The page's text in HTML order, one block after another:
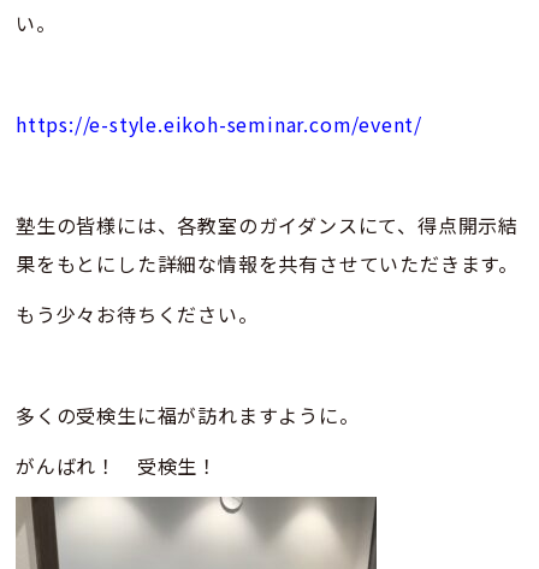
い。
https://e-style.eikoh-seminar.com/event/
塾生の皆様には、各教室のガイダンスにて、得点開示結
果をもとにした詳細な情報を共有させていただきます。
もう少々お待ちください。
多くの受検生に福が訪れますように。
がんばれ！ 受検生！